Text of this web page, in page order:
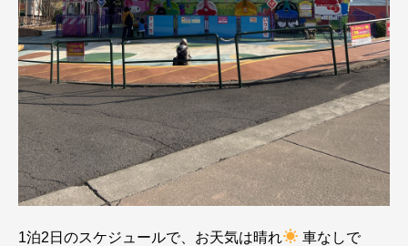
1泊2日のスケジュールで、お天気は晴れ
車なしで